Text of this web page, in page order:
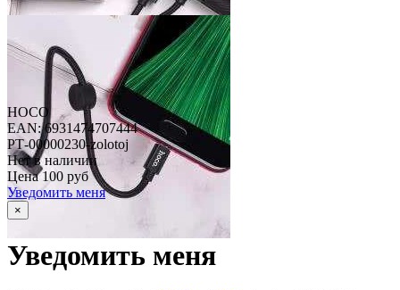
HOCO
EAN: 6931474707444
РТ-00000230-zolotoj
Нет в наличии
Цена100 руб
Уведомить меня
×
Уведомить меня